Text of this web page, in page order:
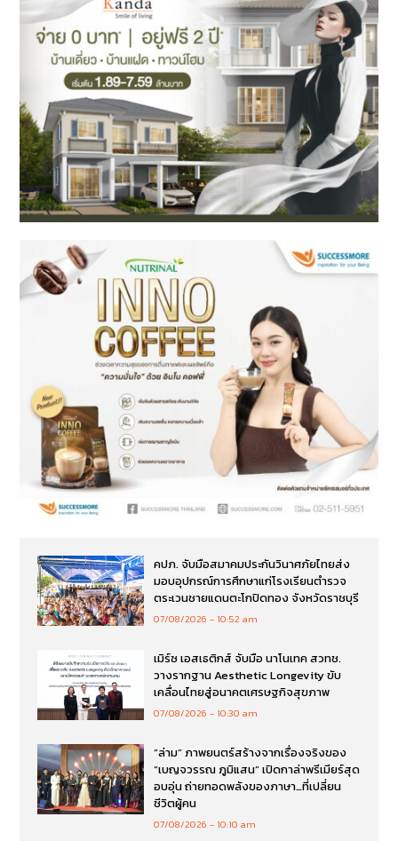
คปภ. จับมือสมาคมประกันวินาศภัยไทยส่ง
มอบอุปกรณ์การศึกษาแก่โรงเรียนตำรวจ
ตระเวนชายแดนตะโกปิดทอง จังหวัดราชบุรี
07/08/2026 10:52 am
เมิร์ซ เอสเธติกส์ จับมือ นาโนเทค สวทช.
วางรากฐาน Aesthetic Longevity ขับ
เคลื่อนไทยสู่อนาคตเศรษฐกิจสุขภาพ
07/08/2026 10:30 am
“ล่าม” ภาพยนตร์สร้างจากเรื่องจริงของ
“เบญจวรรณ ภูมิแสน” เปิดกาล่าพรีเมียร์สุด
อบอุ่น ถ่ายทอดพลังของภาษา…ที่เปลี่ยน
ชีวิตผู้คน
07/08/2026 10:10 am